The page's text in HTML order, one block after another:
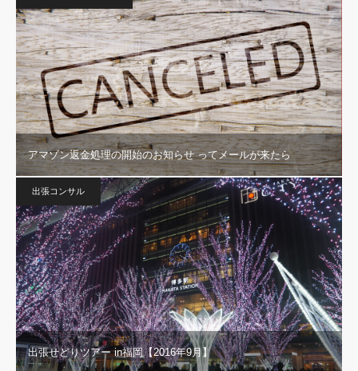
アマゾン返金処理の開始のお知らせ ってメールが来たら
出張コンサル
出張せどりツアー in福岡【2016年9月】